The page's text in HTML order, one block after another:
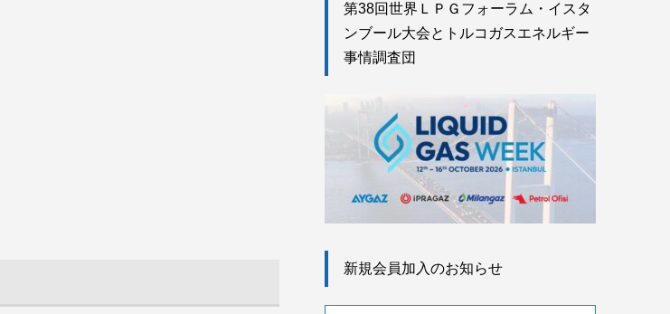
第38回世界ＬＰＧフォーラム・イスタ
ンブール大会とトルコガスエネルギー
事情調査団
新規会員加入のお知らせ